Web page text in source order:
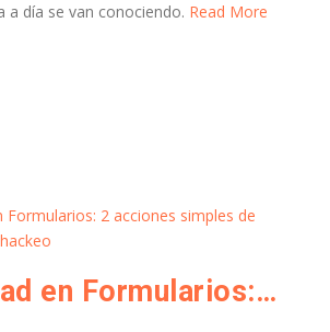
a día se van conociendo. Read More
Seguridad en Formularios: 2 acciones simples de protección antihackeo